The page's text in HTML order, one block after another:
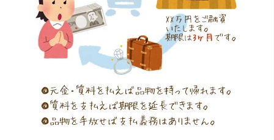
（大阪府寝屋川市）質屋さんは初めてて不安でしたが、他
店買い取りより高く思っていた以上の金額で大満足です。
説明もわかりやすく、優しい話し方の対応でとても良かっ
たです。